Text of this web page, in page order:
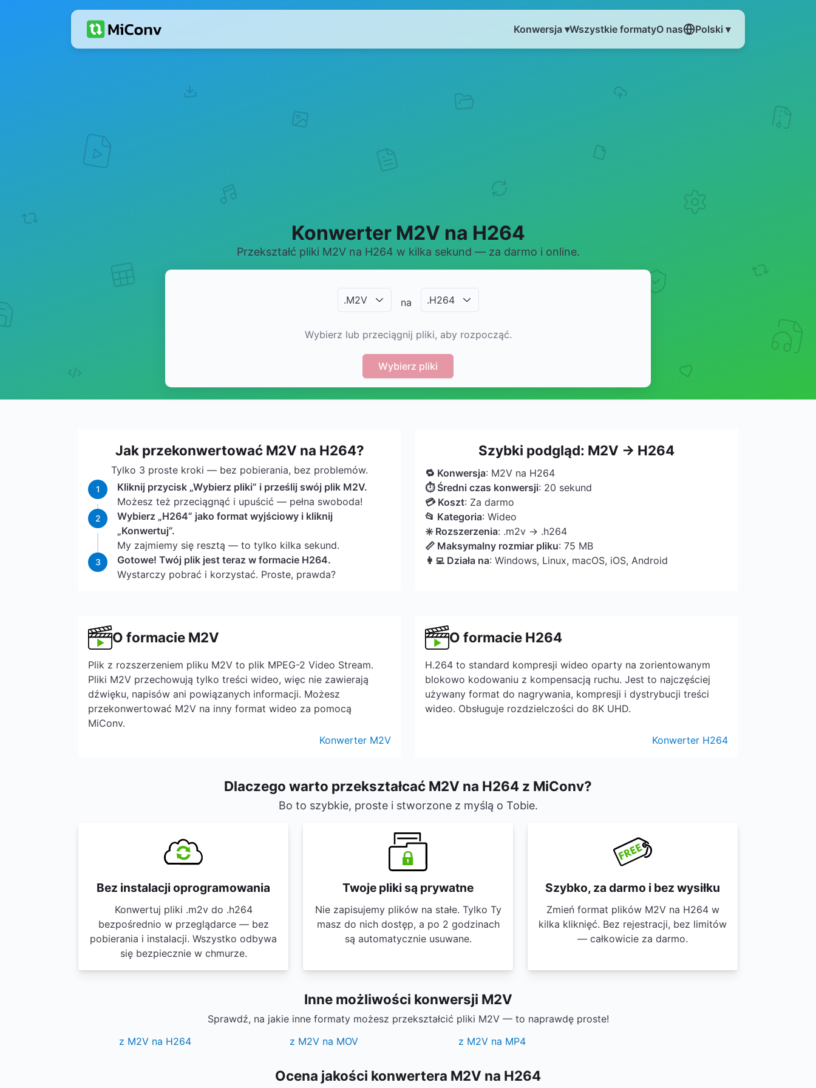
Konwersja ▾Wszystkie formatyO nas Polski ▾
Konwerter M2V na H264
Przekształć pliki M2V na H264 w kilka sekund — za darmo i online.
.M2V na .H264
Wybierz lub przeciągnij pliki, aby rozpocząć.
Wybierz pliki
Jak przekonwertować M2V na H264?
Tylko 3 proste kroki — bez pobierania, bez problemów.
1
Kliknij przycisk „Wybierz pliki” i prześlij swój plik M2V.
Możesz też przeciągnąć i upuścić — pełna swoboda!
2
Wybierz „H264” jako format wyjściowy i kliknij
„Konwertuj”.
My zajmiemy się resztą — to tylko kilka sekund.
3
Gotowe! Twój plik jest teraz w formacie H264.
Wystarczy pobrać i korzystać. Proste, prawda?
Szybki podgląd: M2V → H264
🔁 Konwersja: M2V na H264
⏱ Średni czas konwersji: 20 sekund
💳 Koszt: Za darmo
📂 Kategoria: Wideo
✳️ Rozszerzenia: .m2v → .h264
📏 Maksymalny rozmiar pliku: 75 MB
👩‍💻 Działa na: Windows, Linux, macOS, iOS, Android
O formacie M2V
Plik z rozszerzeniem pliku M2V to plik MPEG-2 Video Stream.
Pliki M2V przechowują tylko treści wideo, więc nie zawierają
dźwięku, napisów ani powiązanych informacji. Możesz
przekonwertować M2V na inny format wideo za pomocą
MiConv.
Konwerter M2V
O formacie H264
H.264 to standard kompresji wideo oparty na zorientowanym
blokowo kodowaniu z kompensacją ruchu. Jest to najczęściej
używany format do nagrywania, kompresji i dystrybucji treści
wideo. Obsługuje rozdzielczości do 8K UHD.
Konwerter H264
Dlaczego warto przekształcać M2V na H264 z MiConv?
Bo to szybkie, proste i stworzone z myślą o Tobie.
Bez instalacji oprogramowania
Konwertuj pliki .m2v do .h264
bezpośrednio w przeglądarce — bez
pobierania i instalacji. Wszystko odbywa
się bezpiecznie w chmurze.
Twoje pliki są prywatne
Nie zapisujemy plików na stałe. Tylko Ty
masz do nich dostęp, a po 2 godzinach
są automatycznie usuwane.
Szybko, za darmo i bez wysiłku
Zmień format plików M2V na H264 w
kilka kliknięć. Bez rejestracji, bez limitów
— całkowicie za darmo.
Inne możliwości konwersji M2V
Sprawdź, na jakie inne formaty możesz przekształcić pliki M2V — to naprawdę proste!
z M2V na H264
z M2V na MOV z M2V na MP4
Ocena jakości konwertera M2V na H264